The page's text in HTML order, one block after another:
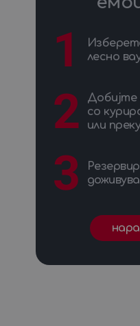
Забава на брод
Изнајмување на
Кајак
Картинг
Лет со едрилица
Лет со моторен
Лет со
Моторен чамец
Нуркачка
Оff-road возење
Пеинтбол
Планинарење
Планински
1
лесно
2
Добијте
со
или
3